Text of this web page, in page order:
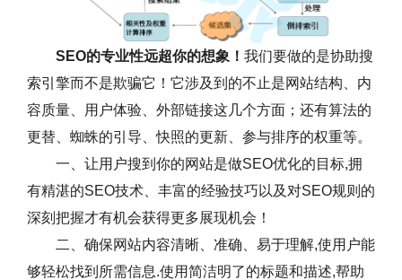
SEO的专业性远超你的想象！ 我们要做的是协助搜
索引擎而不是欺骗它！它涉及到的不止是网站结构、内
容质量、用户体验、外部链接这几个方面；还有算法的
更替、蜘蛛的引导、快照的更新、参与排序的权重等。
一、让用户搜到你的网站是做SEO优化的目标,拥
有精湛的SEO技术、丰富的经验技巧以及对SEO规则的
深刻把握才有机会获得更多展现机会！
二、确保网站内容清晰、准确、易于理解,使用户能
够轻松找到所需信息.使用简洁明了的标题和描述,帮助